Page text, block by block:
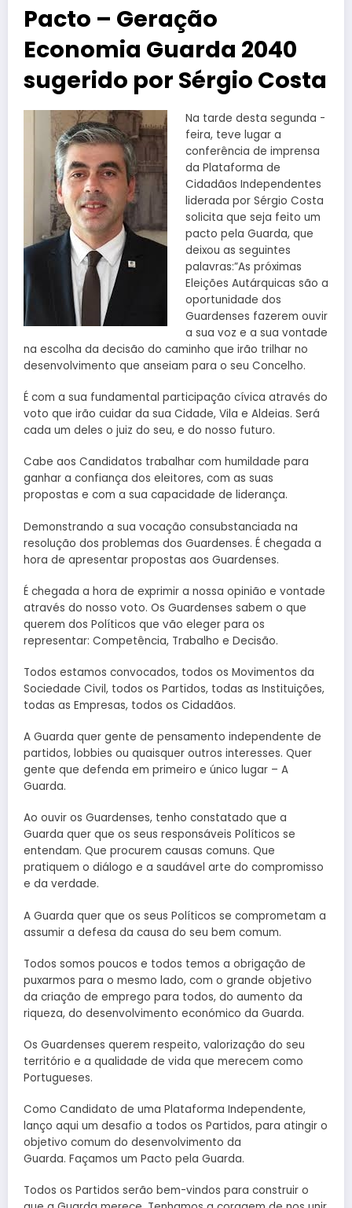
Pacto – Geração
Economia Guarda 2040
sugerido por Sérgio Costa
Na tarde desta segunda -
feira, teve lugar a
conferência de imprensa
da Plataforma de
Cidadãos Independentes
liderada por Sérgio Costa
solicita que seja feito um
pacto pela Guarda, que
deixou as seguintes
palavras:”As próximas
Eleições Autárquicas são a
oportunidade dos
Guardenses fazerem ouvir
a sua voz e a sua vontade
na escolha da decisão do caminho que irão trilhar no
desenvolvimento que anseiam para o seu Concelho.
É com a sua fundamental participação cívica através do
voto que irão cuidar da sua Cidade, Vila e Aldeias. Será
cada um deles o juiz do seu, e do nosso futuro.
Cabe aos Candidatos trabalhar com humildade para
ganhar a confiança dos eleitores, com as suas
propostas e com a sua capacidade de liderança.
Demonstrando a sua vocação consubstanciada na
resolução dos problemas dos Guardenses. É chegada a
hora de apresentar propostas aos Guardenses.
É chegada a hora de exprimir a nossa opinião e vontade
através do nosso voto. Os Guardenses sabem o que
querem dos Políticos que vão eleger para os
representar: Competência, Trabalho e Decisão.
Todos estamos convocados, todos os Movimentos da
Sociedade Civil, todos os Partidos, todas as Instituições,
todas as Empresas, todos os Cidadãos.
A Guarda quer gente de pensamento independente de
partidos, lobbies ou quaisquer outros interesses. Quer
gente que defenda em primeiro e único lugar – A
Guarda.
Ao ouvir os Guardenses, tenho constatado que a
Guarda quer que os seus responsáveis Políticos se
entendam. Que procurem causas comuns. Que
pratiquem o diálogo e a saudável arte do compromisso
e da verdade.
A Guarda quer que os seus Políticos se comprometam a
assumir a defesa da causa do seu bem comum.
Todos somos poucos e todos temos a obrigação de
puxarmos para o mesmo lado, com o grande objetivo
da criação de emprego para todos, do aumento da
riqueza, do desenvolvimento económico da Guarda.
Os Guardenses querem respeito, valorização do seu
território e a qualidade de vida que merecem como
Portugueses.
Como Candidato de uma Plataforma Independente,
lanço aqui um desafio a todos os Partidos, para atingir o
objetivo comum do desenvolvimento da
Guarda. Façamos um Pacto pela Guarda.
Todos os Partidos serão bem-vindos para construir o